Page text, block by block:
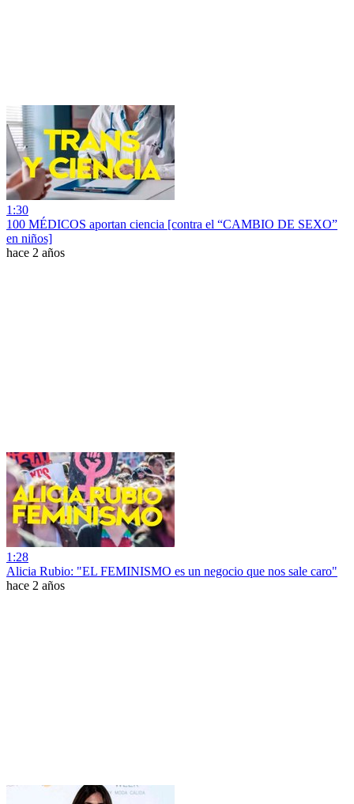
1:30
100 MÉDICOS aportan ciencia [contra el “CAMBIO DE SEXO”
en niños]
hace 2 años
1:28
Alicia Rubio: "EL FEMINISMO es un negocio que nos sale caro"
hace 2 años